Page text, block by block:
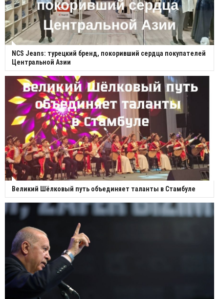
NCS Jeans: турецкий бренд, покоривший сердца покупателей
Центральной Азии
Великий Шёлковый путь объединяет таланты в Стамбуле